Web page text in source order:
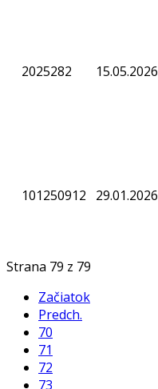
2025282 15.05.2026
101250912 29.01.2026
Strana 79 z 79
Začiatok
Predch.
70
71
72
73